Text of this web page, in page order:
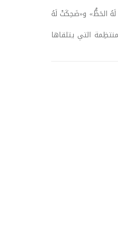
الحَظُّ» و«ضَحِكَتْ لَهُ
التي يتلقاها